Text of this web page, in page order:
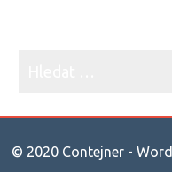
© 2020 Contejner -